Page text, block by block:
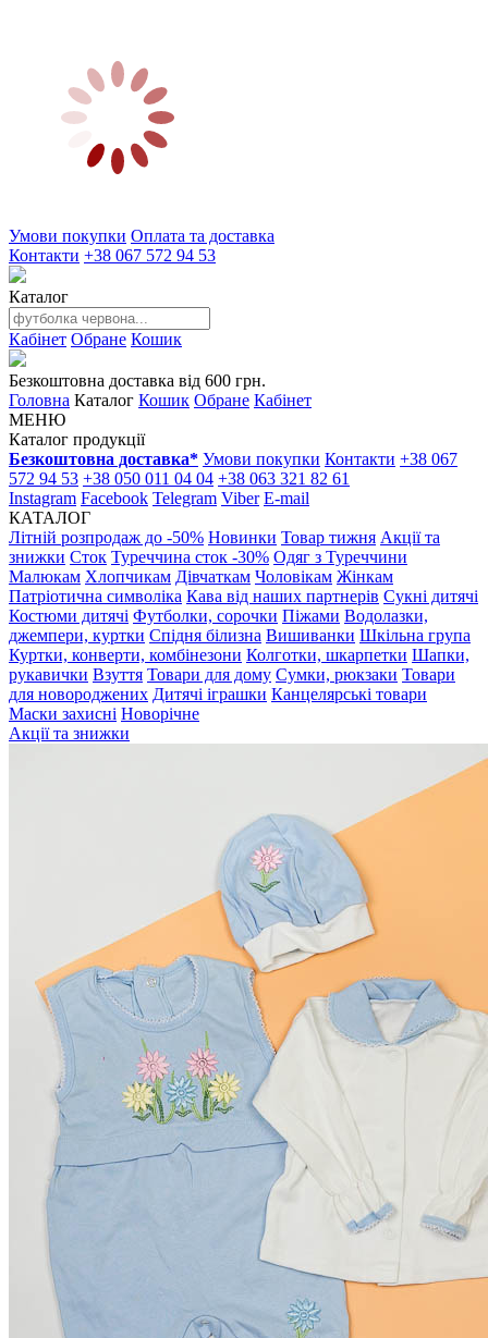
Умови покупки Оплата та доставка
Контакти +38 067 572 94 53
Каталог
Кабінет Обране Кошик
Безкоштовна доставка від 600 грн.
Головна Каталог Кошик Обране Кабінет
МЕНЮ
Каталог продукції
Безкоштовна доставка* Умови покупки Контакти +38 067
572 94 53 +38 050 011 04 04 +38 063 321 82 61
Instagram Facebook Telegram Viber E-mail
КАТАЛОГ
Літній розпродаж до -50% Новинки Товар тижня Акції та
знижки Сток Туреччина сток -30% Одяг з Туреччини
Малюкам Хлопчикам Дівчаткам Чоловікам Жінкам
Патріотична символіка Кава від наших партнерів Сукні дитячі
Костюми дитячі Футболки, сорочки Піжами Водолазки,
джемпери, куртки Спідня білизна Вишиванки Шкільна група
Куртки, конверти, комбінезони Колготки, шкарпетки Шапки,
рукавички Взуття Товари для дому Сумки, рюкзаки Товари
для новороджених Дитячі іграшки Канцелярські товари
Маски захисні Новорічне
Акції та знижки